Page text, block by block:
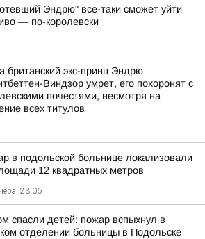
Эндрю" все-таки сможет уйти
— по-королевски
британский экс-принц Эндрю
Виндзор умрет, его похоронят с
почестями, несмотря на
всех титулов
в подольской больнице локализовали
12 квадратных метров
23:06
спасли детей: пожар вспыхнул в
отделении больницы в Подольске